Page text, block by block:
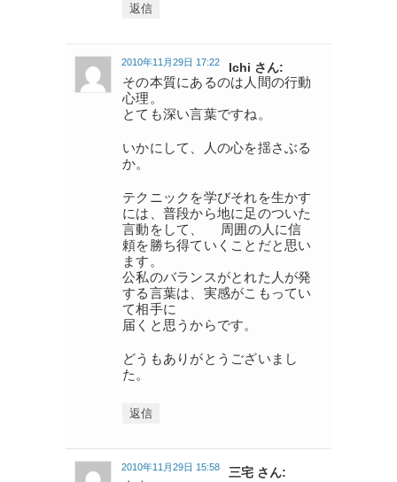
返信
Ichi さん:
2010年11月29日 17:22
その本質にあるのは人間の行動
心理。
とても深い言葉ですね。
いかにして、人の心を揺さぶる
か。
テクニックを学びそれを生かす
には、普段から地に足のついた
言動をして、 周囲の人に信
頼を勝ち得ていくことだと思い
ます。
公私のバランスがとれた人が発
する言葉は、実感がこもってい
て相手に
届くと思うからです。
どうもありがとうございまし
た。
返信
三宅 さん:
2010年11月29日 15:58